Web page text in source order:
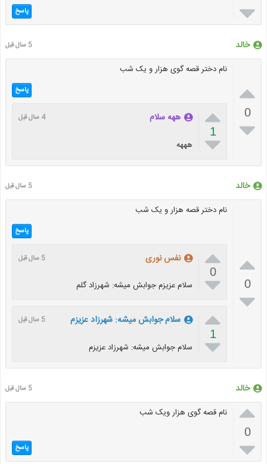
 پاسخ
خالد 5 سال قبل

0

نام دختر قصه گوی هزار و یک شب
پاسخ

1

ههه سلام 4 سال قبل
هههه
خالد 5 سال قبل

0

نام دختر قصه هزار و یک شب
پاسخ

0

نفس نوری 5 سال قبل
سلام عزیزم جوابش میشه: شهرزاد گلم

1

سلام جوابش میشه: شهرزاد عزیزم 5 سال قبل
سلام جوابش میشه: شهرزاد عزیزم
خالد 5 سال قبل

0

نام قصه گوی هزار ویک شب
پاسخ